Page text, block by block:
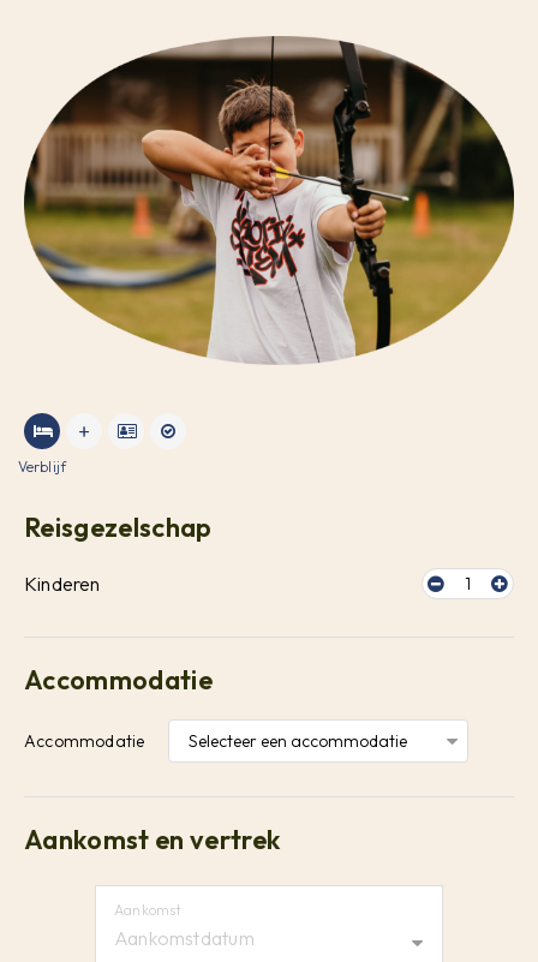
Verblijf
Reisgezelschap
Kinderen 1
Accommodatie
Accommodatie
Aankomst en vertrek
Aankomst
Aankomstdatum